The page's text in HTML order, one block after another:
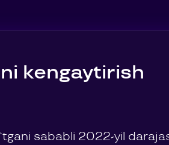
kengaytirish
sababli 2022-yil